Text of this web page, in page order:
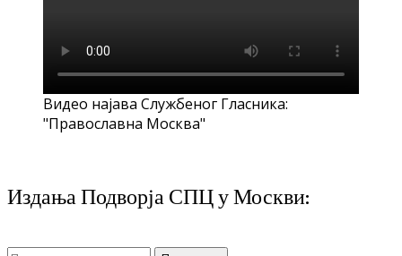
Видео најава Службеног Гласника:
"Православна Москва"
Издања Подворја СПЦ у Москви: